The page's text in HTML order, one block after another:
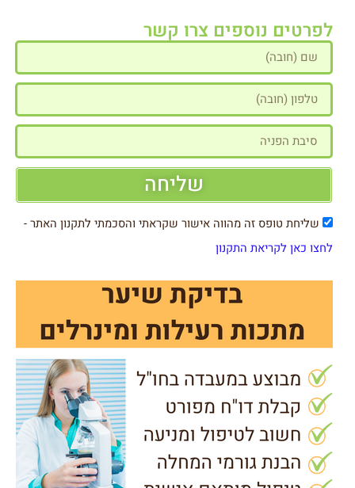
לפרטים נוספים צרו קשר
שליחת טופס זה מהווה אישור שקראתי והסכמתי לתקנון האתר -
לחצו כאן לקריאת התקנון
שליחה